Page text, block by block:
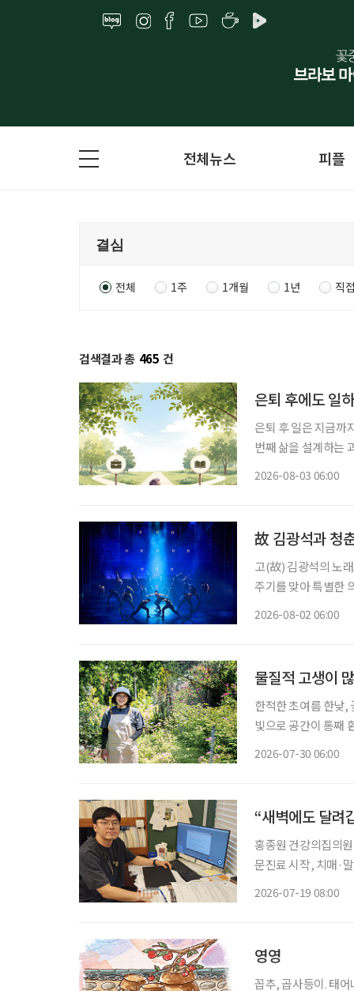
전체뉴스 피플
전체 1주 1개월 1년 직
검색결과 총 465 건
은퇴 후에도 일
은퇴 후 일은 지금까
번째 삶을 설계하는 과정이다. 은퇴를 앞뒀거나 회사를 나온 뒤
2026-08-03 06:00
故 김광석과 청
고(故) 김광석의 노
주기를 맞아 특별한
2026-08-02 06:00
물질적 고생이
한적한 초여름 한낮,
빛으로 공간이 통째
2026-07-30 06:00
“새벽에도 달려
홍종원 건강의집의
문진료 시작, 치매·말기암 등
2026-07-19 08:00
영영
꼽추, 곱사등이. 태어나 처음으로